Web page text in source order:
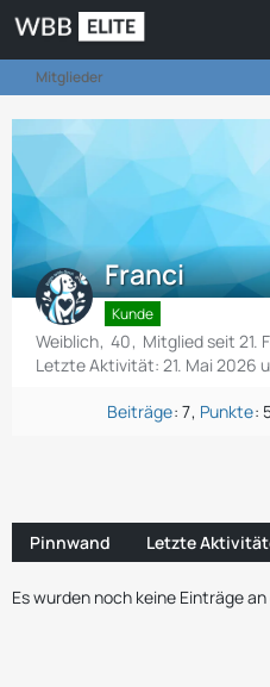
Mitglieder
Franci
Kunde
Weiblich 40
Mitglied seit 21.
Letzte Aktivität: 21. Mai 2026
Beiträge 7 Punkte
Pinnwand Letzte
Es wurden noch keine Einträge